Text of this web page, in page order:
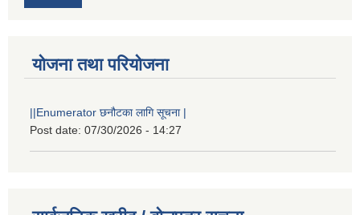
योजना तथा परियोजना
||Enumerator छनौटका लागि सूचना |
Post date: 07/30/2026 - 14:27